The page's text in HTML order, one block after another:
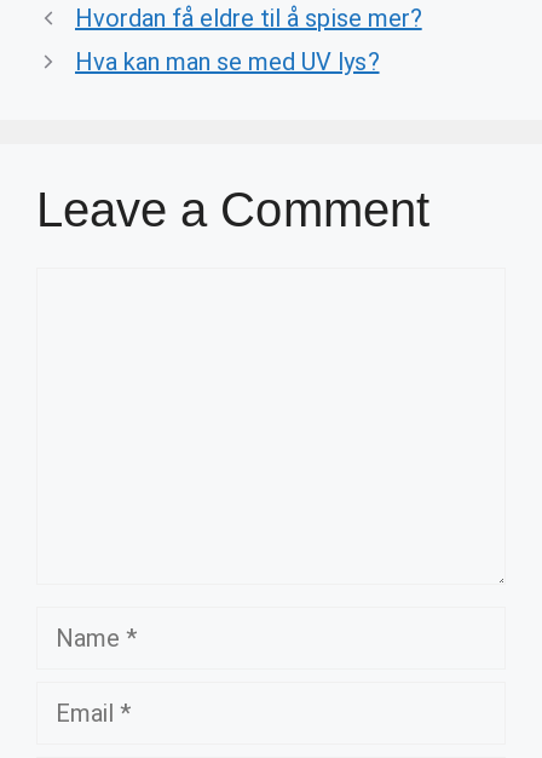
Hvordan få eldre til å spise mer?
Hva kan man se med UV lys?
Leave a Comment
Name
Email